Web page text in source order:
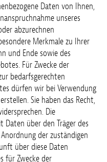
Daten von Ihnen,
unseres
abzurechnen
Merkmale zu Ihrer
und Ende sowie des
Für Zwecke der
bedarfsgerechten
dürfen wir bei Verwendung
Sie haben das Recht,
Die
über den Träger des
der zuständigen
über diese Daten
für Zwecke der